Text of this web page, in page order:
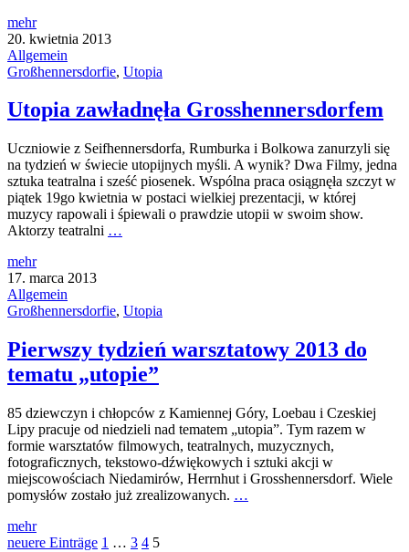
mehr
20. kwietnia 2013
Allgemein
Großhennersdorfie, Utopia
Utopia zawładnęła Grosshennersdorfem
Uczniowie z Seifhennersdorfa, Rumburka i Bolkowa zanurzyli się
na tydzień w świecie utopijnych myśli. A wynik? Dwa Filmy, jedna
sztuka teatralna i sześć piosenek. Wspólna praca osiągnęła szczyt w
piątek 19go kwietnia w postaci wielkiej prezentacji, w której
muzycy rapowali i śpiewali o prawdzie utopii w swoim show.
Aktorzy teatralni …
mehr
17. marca 2013
Allgemein
Großhennersdorfie, Utopia
Pierwszy tydzień warsztatowy 2013 do
tematu „utopie”
85 dziewczyn i chłopców z Kamiennej Góry, Loebau i Czeskiej
Lipy pracuje od niedzieli nad tematem „utopia”. Tym razem w
formie warsztatów filmowych, teatralnych, muzycznych,
fotograficznych, tekstowo-dźwiękowych i sztuki akcji w
miejscowościach Niedamirów, Herrnhut i Grosshennersdorf. Wiele
pomysłów zostało już zrealizowanych. …
mehr
neuere Einträge 1 … 3 4 5